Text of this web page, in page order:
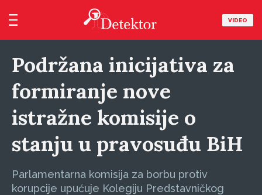
VIDEO
Podržana inicijativa za
formiranje nove
istražne komisije o
stanju u pravosuđu BiH
Parlamentarna komisija za borbu protiv
korupcije upućuje Kolegiju Predstavničkog